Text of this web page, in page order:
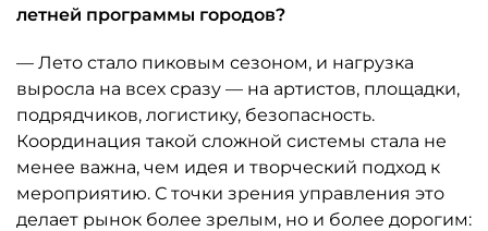
летней программы городов?
— Лето стало пиковым сезоном, и нагрузка
выросла на всех сразу — на артистов, площадки,
подрядчиков, логистику, безопасность.
Координация такой сложной системы стала не
менее важна, чем идея и творческий подход к
мероприятию. С точки зрения управления это
делает рынок более зрелым, но и более дорогим: